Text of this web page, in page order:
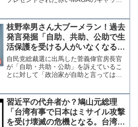
徳永エリ参議院議員が21日の予算委員会
で問題視しています。...
枝野幸男さん大ブーメラン！過去
発言発掘「自助、共助、公助で生
活保護を受ける人がいなくなる社
会」全文公開
自民党総裁選に出馬した菅義偉官房長官
が「自助・共助・公助」を訴えているこ
とに対して「政治家が自助と言ってはい
分も「自助、共助、公助で生活保護が無
くなる社会」という趣旨の...
習近平の代弁者か？鳩山元総理
「台湾有事で日本はミサイル攻撃
を受け壊滅の危機となる。台湾独